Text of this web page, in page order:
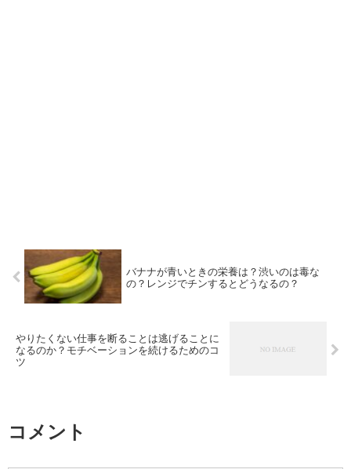
バナナが青いときの栄養は？渋いのは毒な
の？レンジでチンするとどうなるの？
やりたくない仕事を断ることは逃げることに
なるのか？モチベーションを続けるためのコ
ツ
コメント